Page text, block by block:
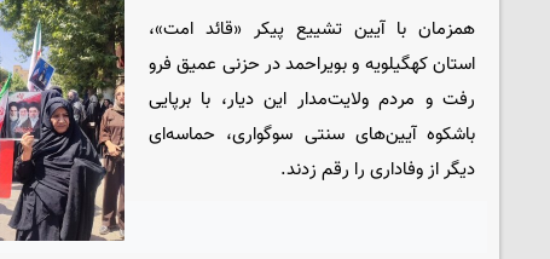
همزمان با آیین تشییع پیکر «قائد امت»،
استان کهگیلویه و بویراحمد در حزنی عمیق فرو
رفت و مردم ولایت‌مدار این دیار، با برپایی
باشکوه آیین‌های سنتی سوگواری، حماسه‌ای
دیگر از وفاداری را رقم زدند.